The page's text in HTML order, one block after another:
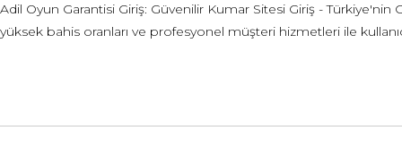
Adil Oyun Garantisi Giriş: Güvenilir Kumar Sitesi Giriş -
yüksek bahis oranları ve profesyonel müşteri hizmetleri ile